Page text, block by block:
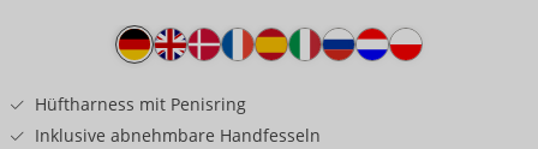
Produkttext
Hüftharness mit Penisring
Inklusive abnehmbare Handfesseln